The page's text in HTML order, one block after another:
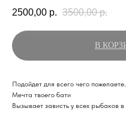
2500,00 р. 3500,00 р.
В
Подойдет для всего чего пожелаете.
Мечта твоего бати
Вызывает зависть у всех рыбаков